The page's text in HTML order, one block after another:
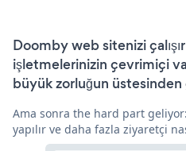
Doomby web sitenizi
işletmelerinizin çevrimiçi
büyük zorluğun
Ama sonra the hard part
yapılır ve daha fazla ziyaretçi